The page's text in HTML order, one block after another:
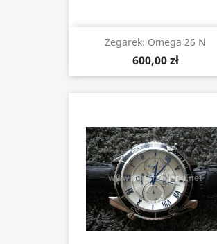
Zegarek: Omega 26 N
600,00 zł